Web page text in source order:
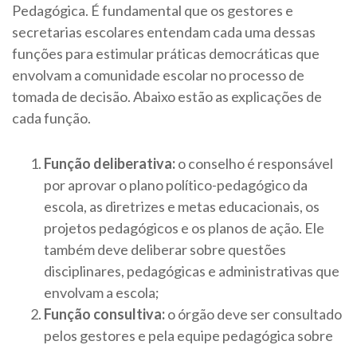
Pedagógica. É fundamental que os gestores e
secretarias escolares entendam cada uma dessas
funções para estimular práticas democráticas que
envolvam a comunidade escolar no processo de
tomada de decisão. Abaixo estão as explicações de
cada função.
Função deliberativa:o conselho é responsável
por aprovar o plano político-pedagógico da
escola, as diretrizes e metas educacionais, os
projetos pedagógicos e os planos de ação. Ele
também deve deliberar sobre questões
disciplinares, pedagógicas e administrativas que
envolvam a escola;
Função consultiva:o órgão deve ser consultado
pelos gestores e pela equipe pedagógica sobre